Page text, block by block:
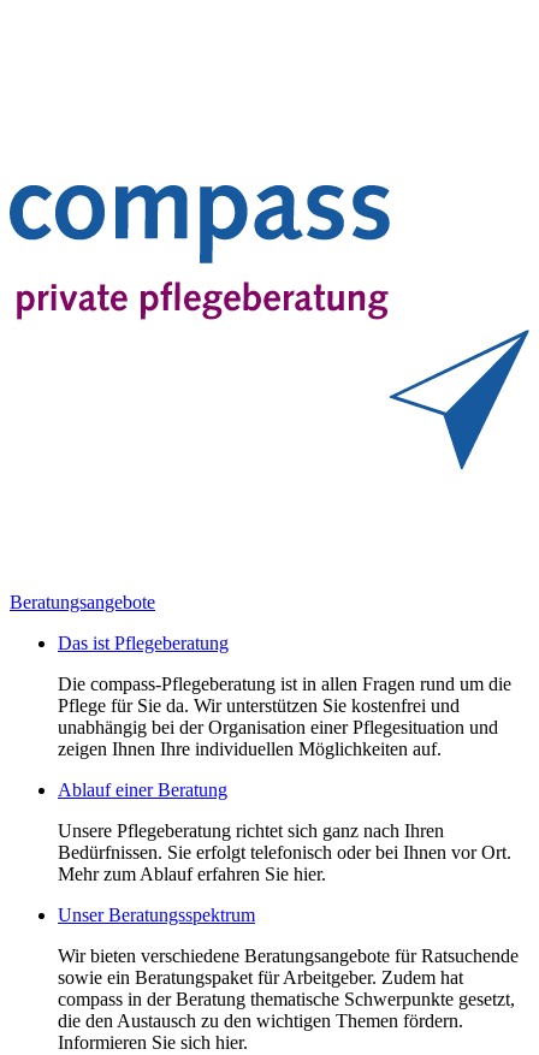
Beratungsangebote
Das ist Pflegeberatung
Die compass-Pflegeberatung ist in allen Fragen rund um die
Pflege für Sie da. Wir unterstützen Sie kostenfrei und
unabhängig bei der Organisation einer Pflegesituation und
zeigen Ihnen Ihre individuellen Möglichkeiten auf.
Ablauf einer Beratung
Unsere Pflegeberatung richtet sich ganz nach Ihren
Bedürfnissen. Sie erfolgt telefonisch oder bei Ihnen vor Ort.
Mehr zum Ablauf erfahren Sie hier.
Unser Beratungsspektrum
Wir bieten verschiedene Beratungsangebote für Ratsuchende
sowie ein Beratungspaket für Arbeitgeber. Zudem hat
compass in der Beratung thematische Schwerpunkte gesetzt,
die den Austausch zu den wichtigen Themen fördern.
Informieren Sie sich hier.